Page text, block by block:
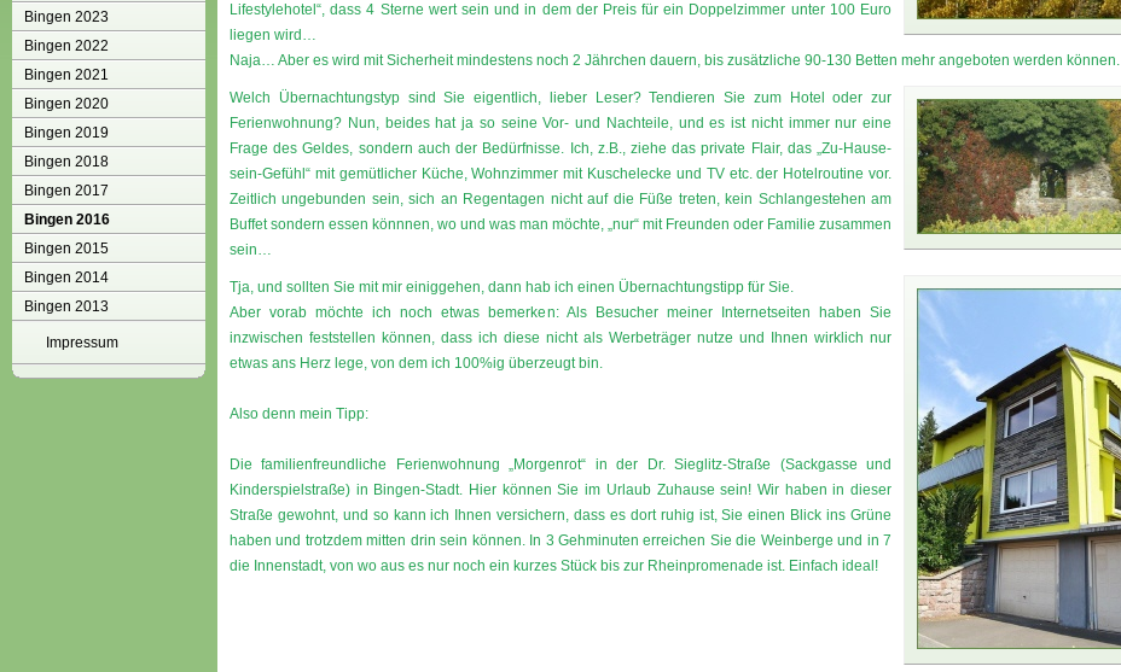
Bingen 2023
Bingen 2022
Bingen 2021
Bingen 2020
Bingen 2019
Bingen 2018
Bingen 2017
Bingen 2016
Bingen 2015
Bingen 2014
Bingen 2013
Impressum
Lifestylehotel“, dass 4 Sterne wert sein und in dem der Preis für ein Doppelzimmer unter 100 Euro
liegen wird…
Naja… Aber es wird mit Sicherheit mindestens noch 2 Jährchen dauern, bis zusätzliche 90-130 Betten mehr angeboten werden können.
Welch Übernachtungstyp sind Sie eigentlich, lieber Leser? Tendieren Sie zum Hotel oder zur
Ferienwohnung? Nun, beides hat ja so seine Vor- und Nachteile, und es ist nicht immer nur eine
Frage des Geldes, sondern auch der Bedürfnisse. Ich, z.B., ziehe das private Flair, das „Zu-Hause-
sein-Gefühl“ mit gemütlicher Küche, Wohnzimmer mit Kuschelecke und TV etc. der Hotelroutine vor.
Zeitlich ungebunden sein, sich an Regentagen nicht auf die Füße treten, kein Schlangestehen am
Buffet sondern essen könnnen, wo und was man möchte, „nur“ mit Freunden oder Familie zusammen
sein…
Tja, und sollten Sie mit mir einiggehen, dann hab ich einen Übernachtungstipp für Sie.
Aber vorab möchte ich noch etwas bemerken: Als Besucher meiner Internetseiten haben Sie
inzwischen feststellen können, dass ich diese nicht als Werbeträger nutze und Ihnen wirklich nur
etwas ans Herz lege, von dem ich 100%ig überzeugt bin.
Also denn mein Tipp:
Die familienfreundliche Ferienwohnung „Morgenrot“ in der Dr. Sieglitz-Straße (Sackgasse und
Kinderspielstraße) in Bingen-Stadt. Hier können Sie im Urlaub Zuhause sein! Wir haben in dieser
Straße gewohnt, und so kann ich Ihnen versichern, dass es dort ruhig ist, Sie einen Blick ins Grüne
haben und trotzdem mitten drin sein können. In 3 Gehminuten erreichen Sie die Weinberge und in 7
die Innenstadt, von wo aus es nur noch ein kurzes Stück bis zur Rheinpromenade ist. Einfach ideal!